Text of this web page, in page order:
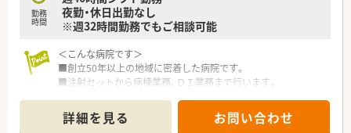
勤務
時間
夜勤・休日出勤なし
※週32時間勤務でもご相談可能
＜こんな病院です＞
■創立50年以上の地域に密着した病院です。
■注射セットから病棟業務、ＤＩ業務まで行います。
■残業は月全体でも5時間程度。1日あたり15分程度となりま
す。
詳細を見る お問い合わせ